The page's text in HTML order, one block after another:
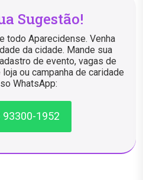
Sugestão!
todo Aparecidense. Venha
da cidade. Mande sua
de evento, vagas de
ou campanha de caridade
WhatsApp:
93300-1952